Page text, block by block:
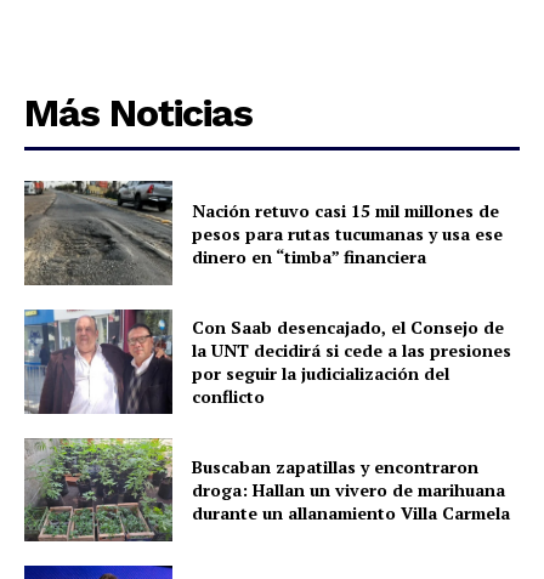
Más Noticias
Nación retuvo casi 15 mil millones de
pesos para rutas tucumanas y usa ese
dinero en “timba” financiera
Con Saab desencajado, el Consejo de
la UNT decidirá si cede a las presiones
por seguir la judicialización del
conflicto
Buscaban zapatillas y encontraron
droga: Hallan un vivero de marihuana
durante un allanamiento Villa Carmela